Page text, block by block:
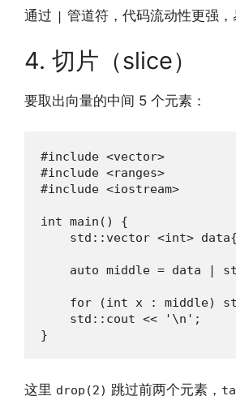
通过 | 管道符，代码流动性更强，
4. 切片（slice）
要取出向量的中间 5 个元素：
#include <vector>
#include <ranges>
#include <iostream>
int main() {
std::vector <int>
auto middle = data |
for (int x : middle)
    std::cout << '\n';
}
这里 drop(2) 跳过前两个元素，